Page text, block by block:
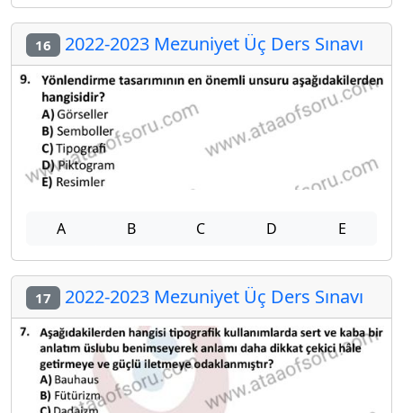
16 2022-2023 Mezuniyet Üç Ders Sınavı
A B C D E
17 2022-2023 Mezuniyet Üç Ders Sınavı